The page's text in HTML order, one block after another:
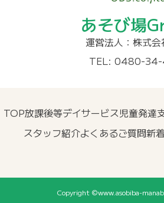
あそび場
運営法人：株式
TEL: 0480-
TOP放課後等デイサービス児童発達
スタッフ紹介よくあるご質問新
Copyright ©www.asobiba-